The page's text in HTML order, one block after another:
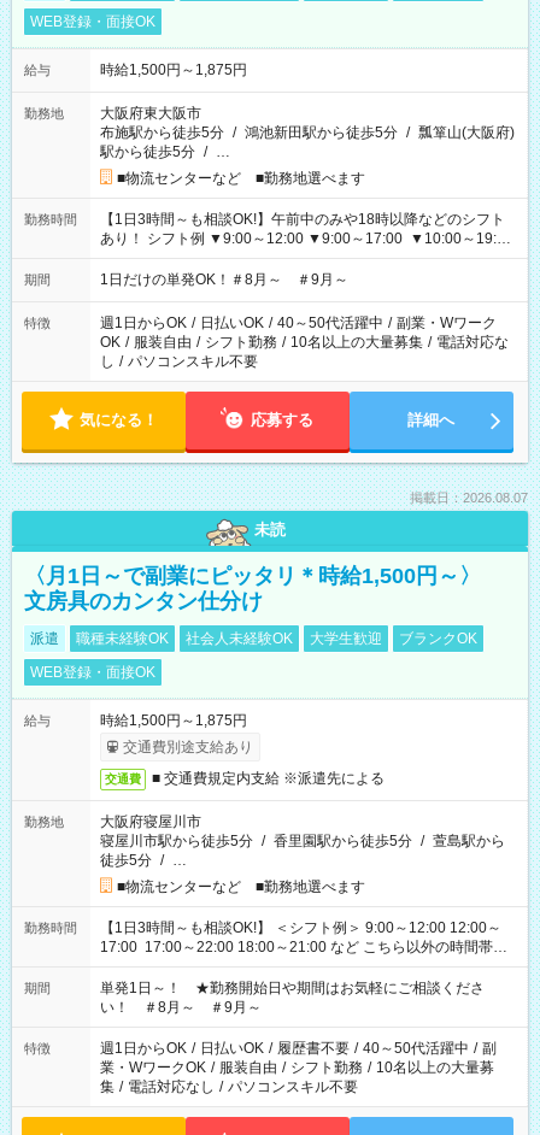
WEB登録・面接OK
給与 時給1,500円～1,875円
勤務地
大阪府東大阪市
布施駅から徒歩5分 / 鴻池新田駅から徒歩5分 / 瓢箪山(大阪府)
駅から徒歩5分 / …
■物流センターなど ■勤務地選べます
勤務時間
【1日3時間～も相談OK!】午前中のみや18時以降などのシフト
あり！ シフト例 ▼9:00～12:00 ▼9:00～17:00 ▼10:00～19:00
▼18:00～21:00
期間 1日だけの単発OK！＃8月～ ＃9月～
特徴 週1日からOK / 日払いOK / 40～50代活躍中 / 副業・Wワーク
OK / 服装自由 / シフト勤務 / 10名以上の大量募集 / 電話対応な
し / パソコンスキル不要
気になる！ 応募する 詳細へ
掲載日：2026.08.07
未読
〈月1日～で副業にピッタリ＊時給1,500円～〉
文房具のカンタン仕分け
派遣 職種未経験OK 社会人未経験OK 大学生歓迎
ブランクOK
WEB登録・面接OK
給与
時給1,500円～1,875円
交通費別途支給あり
交通費 ■ 交通費規定内支給 ※派遣先による
勤務地
大阪府寝屋川市
寝屋川市駅から徒歩5分 / 香里園駅から徒歩5分 / 萱島駅から
徒歩5分 / …
■物流センターなど ■勤務地選べます
勤務時間
【1日3時間～も相談OK!】 ＜シフト例＞ 9:00～12:00 12:00～
17:00 17:00～22:00 18:00～21:00 など こちら以外の時間帯も
お気軽にご相談ください！
期間
単発1日～！ ★勤務開始日や期間はお気軽にご相談くださ
い！ ＃8月～ ＃9月～
特徴 週1日からOK / 日払いOK / 履歴書不要 / 40～50代活躍中 / 副
業・WワークOK / 服装自由 / シフト勤務 / 10名以上の大量募
集 / 電話対応なし / パソコンスキル不要